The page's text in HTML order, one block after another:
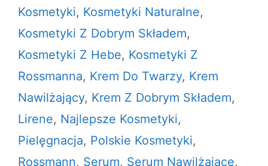
Kosmetyki, Kosmetyki Naturalne,
Kosmetyki Z Dobrym Składem,
Kosmetyki Z Hebe, Kosmetyki Z
Rossmanna, Krem Do Twarzy, Krem
Nawilżający, Krem Z Dobrym Składem,
Lirene, Najlepsze Kosmetyki,
Pielęgnacja, Polskie Kosmetyki,
Rossmann, Serum, Serum Nawilżające,